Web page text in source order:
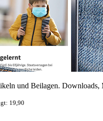
und Beilagen. Downloads,
19,90